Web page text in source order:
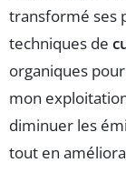
transformé ses
techniques de
organiques
mon
diminuer les
tout en